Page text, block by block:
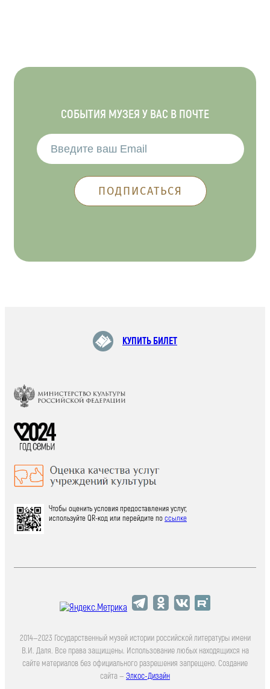
СОБЫТИЯ МУЗЕЯ У ВАС В ПОЧТЕ
КУПИТЬ БИЛЕТ
Чтобы оценить условия предоставления услуг,
используйте QR-код или перейдите поссылке
2014—2023 Государственный музей истории российской литературы имени
В.И. Даля. Все права защищены. Использование любых находящихся на
сайте материалов без официального разрешения запрещено. Создание
сайта — Элкос-Дизайн